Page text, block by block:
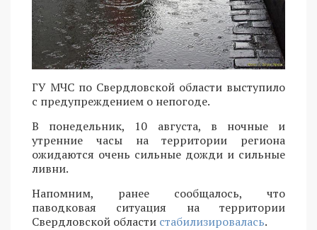
ГУ МЧС по Свердловской области выступило
с предупреждением о непогоде.
В понедельник, 10 августа, в ночные и
утренние часы на территории региона
ожидаются очень сильные дожди и сильные
ливни.
Напомним, ранее сообщалось, что
паводковая ситуация на территории
Свердловской области стабилизировалась.